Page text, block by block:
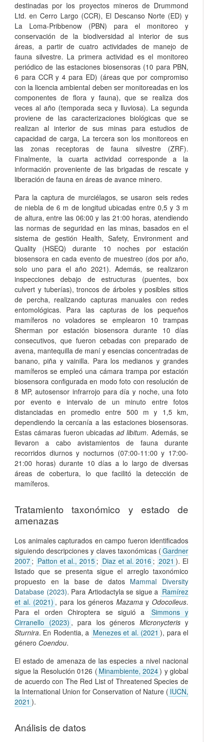
destinadas por los proyectos mineros de Drummond
Ltd. en Cerro Largo (CCR), El Descanso Norte (ED) y
La Loma-Pribbenow (PBN) para el monitoreo y
conservación de la biodiversidad al interior de sus
áreas, a partir de cuatro actividades de manejo de
fauna silvestre. La primera actividad es el monitoreo
periódico de las estaciones biosensoras (10 para PBN,
6 para CCR y 4 para ED) (áreas que por compromiso
con la licencia ambiental deben ser monitoreadas en los
componentes de flora y fauna), que se realiza dos
veces al año (temporada seca y lluviosa). La segunda
proviene de las caracterizaciones biológicas que se
realizan al interior de sus minas para estudios de
capacidad de carga, La tercera son los monitoreos en
las zonas receptoras de fauna silvestre (ZRF).
Finalmente, la cuarta actividad corresponde a la
información proveniente de las brigadas de rescate y
liberación de fauna en áreas de avance minero.
Para la captura de murciélagos, se usaron seis redes
de niebla de 6 m de longitud ubicadas entre 0,5 y 3 m
de altura, entre las 06:00 y las 21:00 horas, atendiendo
las normas de seguridad en las minas, basados en el
sistema de gestión Health, Safety, Environment and
Quality (HSEQ) durante 10 noches por estación
biosensora en cada evento de muestreo (dos por año,
solo uno para el año 2021). Además, se realizaron
inspecciones debajo de estructuras (puentes, box
culvert y tuberías), troncos de árboles y posibles sitios
de percha, realizando capturas manuales con redes
entomológicas. Para las capturas de los pequeños
mamíferos no voladores se emplearon 10 trampas
Sherman por estación biosensora durante 10 días
consecutivos, que fueron cebadas con preparado de
avena, mantequilla de maní y esencias concentradas de
banano, piña y vainilla. Para los medianos y grandes
mamíferos se empleó una cámara trampa por estación
biosensora configurada en modo foto con resolución de
8 MP, autosensor infrarrojo para día y noche, una foto
por evento e intervalo de un minuto entre fotos
distanciadas en promedio entre 500 m y 1,5 km,
dependiendo la cercanía a las estaciones biosensoras.
Estas cámaras fueron ubicadasad libitum. Además, se
llevaron a cabo avistamientos de fauna durante
recorridos diurnos y nocturnos (07:00-11:00 y 17:00-
21:00 horas) durante 10 días a lo largo de diversas
áreas de cobertura, lo que facilitó la detección de
mamíferos.
Tratamiento taxonómico y estado de
amenazas
Los animales capturados en campo fueron identificados
siguiendo descripciones y claves taxonómicas ( Gardner
2007 ; Patton et al., 2015 ; Diaz et al. 2016 ; 2021 ). El
listado que se presenta sigue el arreglo taxonómico
propuesto en la base de datos Mammal Diversity
Database (2023). Para Artiodactyla se sigue a Ramírez
et al. (2021) , para los géneros Mazamay Odocoileus.
Para el orden Chiroptera se siguió a
Simmons y
Cirranello (2023) , para los géneros Micronycterisy
Sturnira. En Rodentia, a Menezes et al. (2021 ), para el
género Coendou.
El estado de amenaza de las especies a nivel nacional
sigue la Resolución 0126 ( Minambiente, 2024) y global
de acuerdo con The Red List of Threatened Species de
la International Union for Conservation of Nature ( IUCN,
2021 ).
Análisis de datos